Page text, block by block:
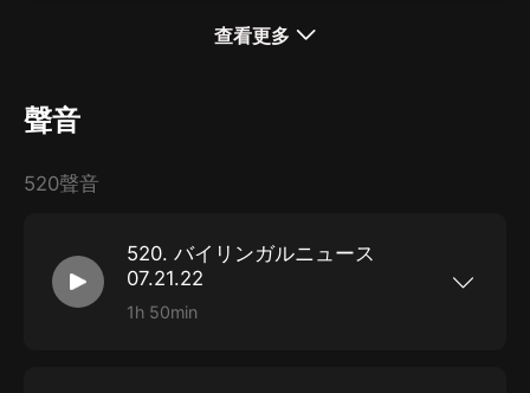
relevant news topics! Transcriptions for each episode
at itunes.com/bilingualnews. Join us and improve your
查看更多
聲音
520聲音
520. バイリンガルニュース
07.21.22
1h 50min